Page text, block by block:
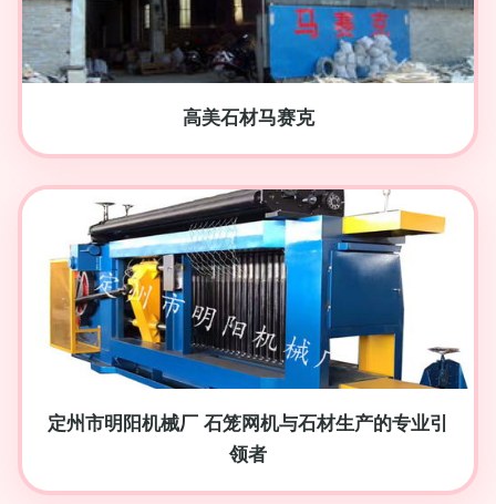
高美石材马赛克
定州市明阳机械厂 石笼网机与石材生产的专业引
领者